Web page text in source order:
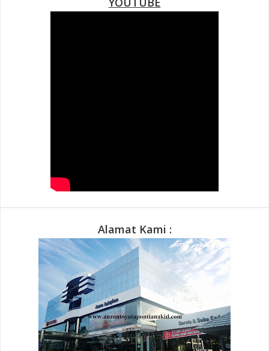
Alamat Kami :